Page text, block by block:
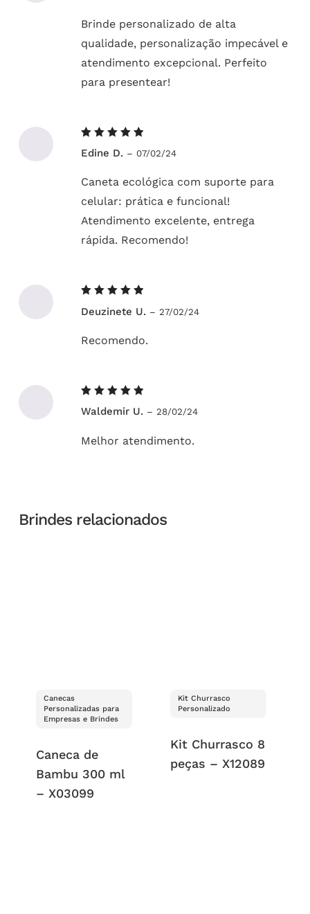
Brinde personalizado de alta
qualidade, personalização impecável e
atendimento excepcional. Perfeito
para presentear!
5de 5
Edine D. – 07/02/24
Caneta ecológica com suporte para
celular: prática e funcional!
Atendimento excelente, entrega
rápida. Recomendo!
5de 5
Deuzinete U. – 27/02/24
Recomendo.
5de 5
Waldemir U. – 28/02/24
Melhor atendimento.
Brindes relacionados
Canecas
Personalizadas para
Empresas e Brindes
Caneca de
Bambu 300 ml
– X03099
Kit Churrasco
Personalizado
Kit Churrasco 8
peças – X12089